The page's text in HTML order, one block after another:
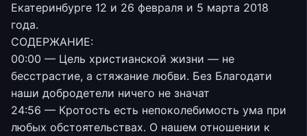
Екатеринбурге 12 и 26 февраля и 5 марта 2018
года.
СОДЕРЖАНИЕ:
00:00 — Цель христианской жизни — не
бесстрастие, а стяжание любви. Без Благодати
наши добродетели ничего не значат
24:56 — Кротость есть непоколебимость ума при
любых обстоятельствах. О нашем отношении к